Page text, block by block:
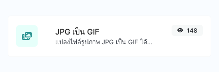
JPG เป็น GIF
แปลงไฟล์รูปภาพ JPG เป็น GIF ได้อย่างง่ายดาย
148